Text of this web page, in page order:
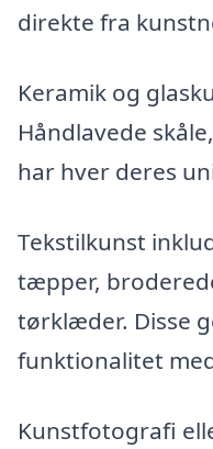
direkte fra
Keramik og
Håndlavede
har hver deres
Tekstilkunst
tæpper,
tørklæder. Disse
funktionalitet
Kunstfotografi